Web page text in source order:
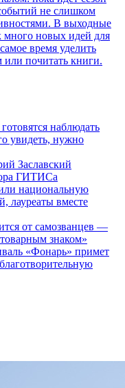
не слишком
В выходные
много новых идей для
время уделить
почитать книги.
наблюдать
увидеть, нужно
Заславский
ГИТИСа
национальную
лауреаты вместе
от самозванцев —
знаком»
«Фонарь» примет